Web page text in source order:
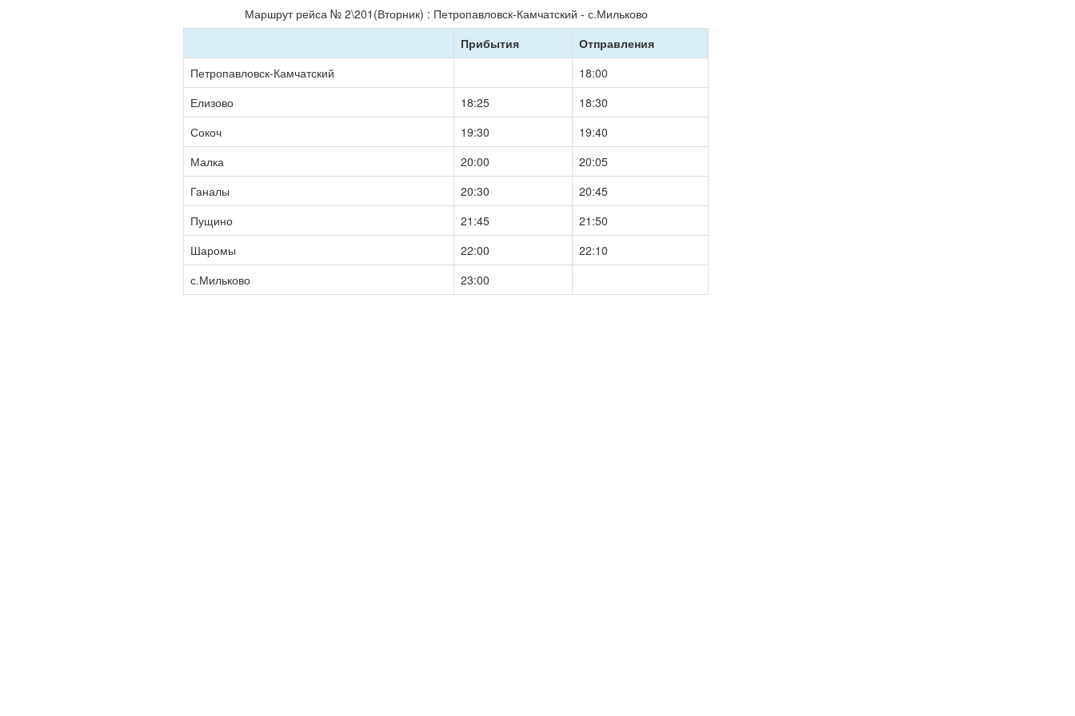
Маршрут рейса № 2\201(Вторник) : Петропавловск-Камчатский - с.Мильково
Прибытия
Отправления
Петропавловск-Камчатский
18:00
Елизово
18:25
18:30
Сокоч
19:30
19:40
Малка
20:00
20:05
Ганалы
20:30
20:45
Пущино
21:45
21:50
Шаромы
22:00
22:10
с.Мильково
23:00